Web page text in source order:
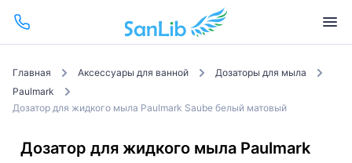
Главная Аксессуары для ванной
Дозаторы для мыла
Paulmark
Дозатор для жидкого мыла Paulmark Saube белый матовый
Дозатор для жидкого мыла Paulmark